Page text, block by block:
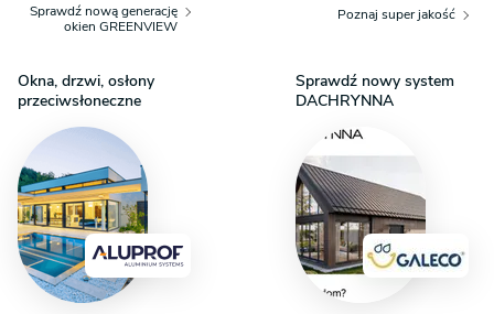
Sprawdź nową generację
okien GREENVIEW
Poznaj super jakość
Okna, drzwi, osłony
przeciwsłoneczne
Sprawdź nowy system
DACHRYNNA